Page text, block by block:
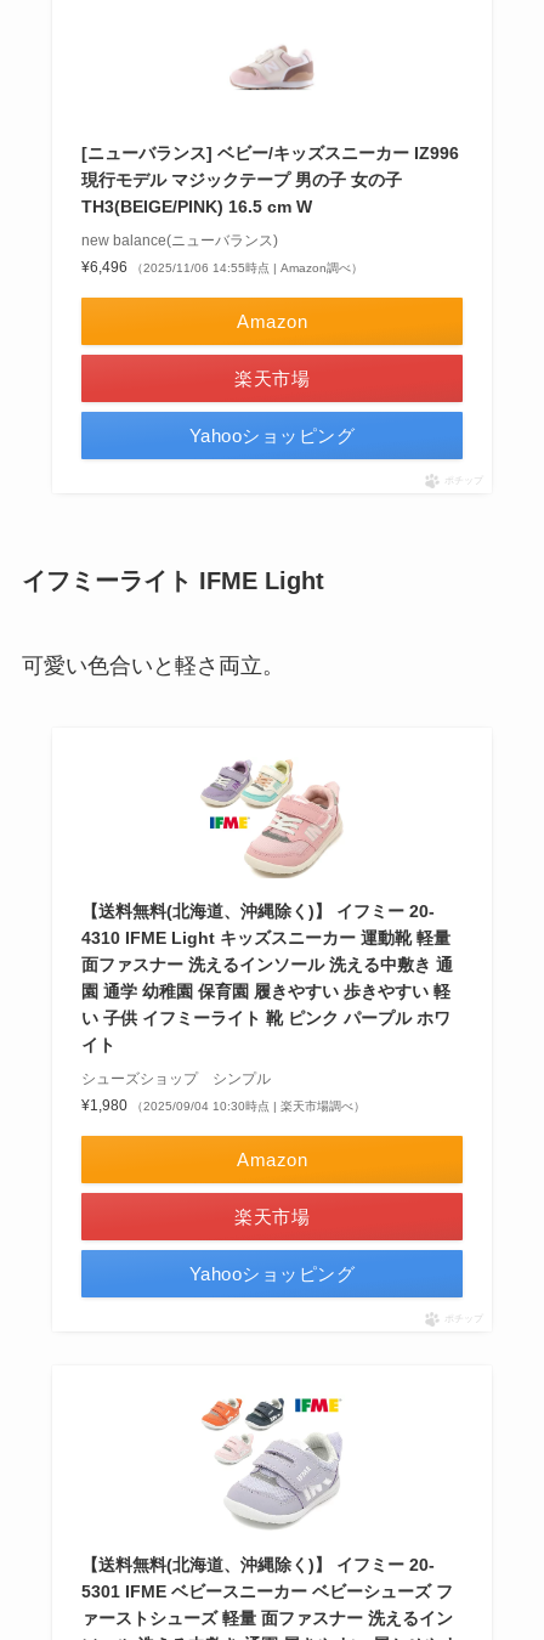
[ニューバランス] ベビー/キッズスニーカー IZ996
現行モデル マジックテープ 男の子 女の子
TH3(BEIGE/PINK) 16.5 cm W
new balance(ニューバランス)
¥6,496
（2025/11/06 14:55時点 | Amazon調べ）
Amazon
楽天市場
Yahooショッピング
ポチップ
イフミーライト IFME Light
可愛い色合いと軽さ両立。
【送料無料(北海道、沖縄除く)】 イフミー 20-
4310 IFME Light キッズスニーカー 運動靴 軽量
面ファスナー 洗えるインソール 洗える中敷き 通
園 通学 幼稚園 保育園 履きやすい 歩きやすい 軽
い 子供 イフミーライト 靴 ピンク パープル ホワ
イト
シューズショップ シンプル
¥1,980
（2025/09/04 10:30時点 | 楽天市場調べ）
Amazon
楽天市場
Yahooショッピング
ポチップ
【送料無料(北海道、沖縄除く)】 イフミー 20-
5301 IFME ベビースニーカー ベビーシューズ フ
ァーストシューズ 軽量 面ファスナー 洗えるイン